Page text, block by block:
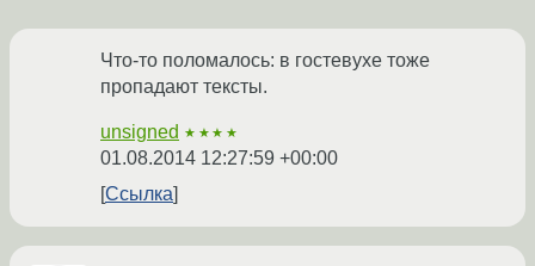
Что-то поломалось: в гостевухе тоже
пропадают тексты.
unsigned ★★★★
01.08.2014 12:27:59 +00:00
Ссылка